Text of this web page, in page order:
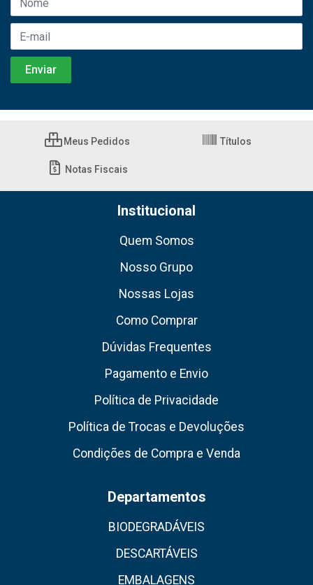
Meus Pedidos Títulos
Notas Fiscais
Institucional
Quem Somos
Nosso Grupo
Nossas Lojas
Como Comprar
Dúvidas Frequentes
Pagamento e Envio
Política de Privacidade
Política de Trocas e Devoluções
Condições de Compra e Venda
Departamentos
BIODEGRADÁVEIS
DESCARTÁVEIS
EMBALAGENS